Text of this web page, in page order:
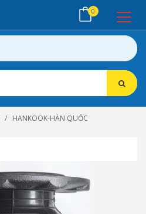
0
HANKOOK-HÀN QUỐC